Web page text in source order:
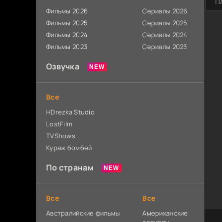
Фильмы 2026
Фильмы 2025
Фильмы 2024
Фильмы 2023
Сериалы 2026
Сериалы 2025
Сериалы 2024
Сериалы 2023
Озвучка
Все
HDrezka Studio
LostFilm
TVShows
Кураж бомбей
По странам
Все
Австралийские фильмы
Все
Американские